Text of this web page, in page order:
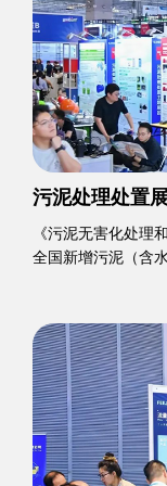
污泥处理处置
《污泥无害化处理
全国新增污泥（含